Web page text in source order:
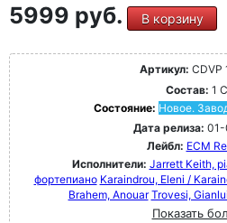
5999 руб. В корзину
Артикул: CDVP
Состав: 1
Состояние: Новое.
Дата релиза: 01-
Лейбл: ECM
Исполнители: Jarrett Keith,
фортепиано Karaindrou, Eleni /
Brahem, Anouar Trovesi,
Показать